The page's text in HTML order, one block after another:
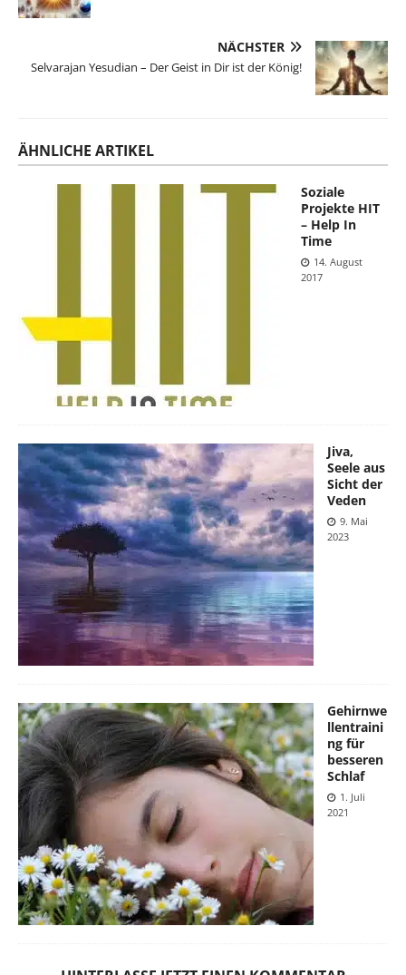
NÄCHSTER
Selvarajan Yesudian – Der Geist in Dir ist der König!
ÄHNLICHE ARTIKEL
Soziale
Projekte HIT
– Help In
Time
14. August
2017
Jiva,
Seele aus
Sicht der
Veden
9. Mai
2023
Gehirnwe
llentraini
ng für
besseren
Schlaf
1. Juli
2021